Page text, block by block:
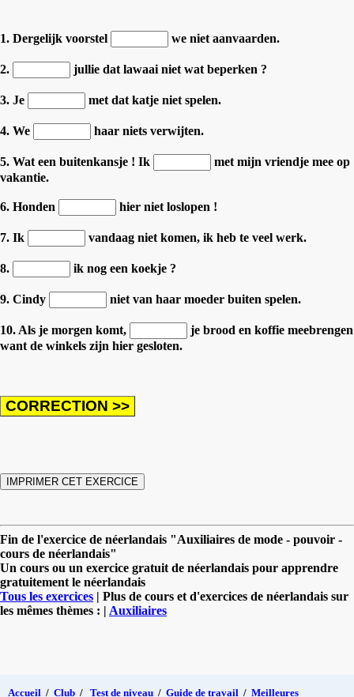
1. Dergelijk voorstel we niet aanvaarden.
2. jullie dat lawaai niet wat beperken ?
3. Je met dat katje niet spelen.
4. We haar niets verwijten.
5. Wat een buitenkansje ! Ik
met mijn vriendje mee op
vakantie.
6. Honden hier niet loslopen !
7. Ik vandaag niet komen, ik heb te veel werk.
8. ik nog een koekje ?
9. Cindy niet van haar moeder buiten spelen.
10. Als je morgen komt,
je brood en koffie meebrengen
want de winkels zijn hier gesloten.
Fin de l'exercice de néerlandais "Auxiliaires de mode - pouvoir -
cours de néerlandais"
Un cours ou un exercice gratuit de néerlandais pour apprendre
gratuitement le néerlandais
Tous les exercices | Plus de cours et d'exercices de néerlandais sur
les mêmes thèmes : | Auxiliaires
Accueil / Club / Test de niveau / Guide de travail / Meilleures